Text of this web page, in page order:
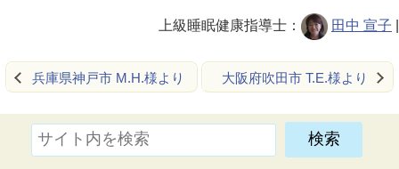
上級睡眠健康指導士： 田中 宣子
兵庫県神戸市 M.H.様より 大阪府吹田市 T.E.様より